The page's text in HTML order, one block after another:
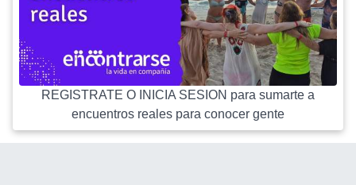
REGISTRATE O INICIA SESION para sumarte a
encuentros reales para conocer gente